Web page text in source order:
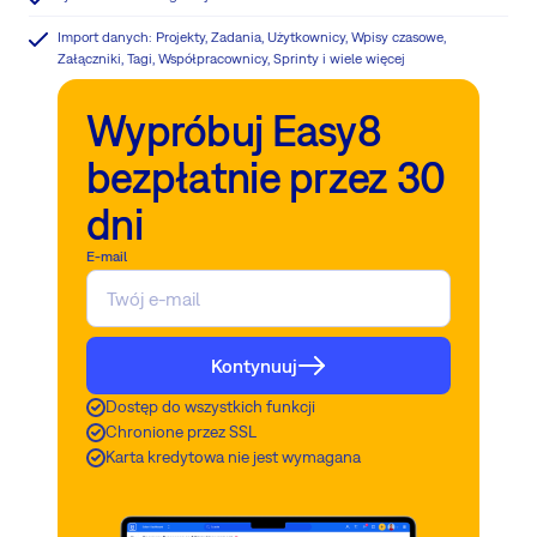
Import danych: Projekty, Zadania, Użytkownicy, Wpisy czasowe,
Załączniki, Tagi, Współpracownicy, Sprinty i wiele więcej
Wypróbuj Easy8
bezpłatnie przez 30
dni
E-mail
Kontynuuj
Dostęp do wszystkich funkcji
Chronione przez SSL
Karta kredytowa nie jest wymagana